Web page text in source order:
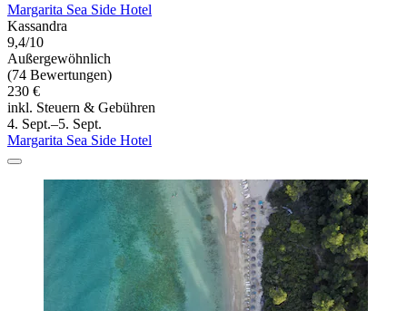
Margarita Sea Side Hotel
Kassandra
9,4/10
Außergewöhnlich
(74 Bewertungen)
230 €
inkl. Steuern & Gebühren
4. Sept.–5. Sept.
Margarita Sea Side Hotel